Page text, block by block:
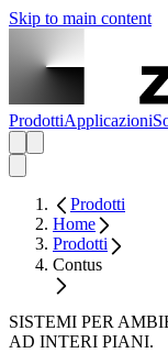
Skip to main content
ProdottiApplicazioni
Prodotti
Home
Prodotti
Contus
SISTEMI PER
AD INTERI PIANI.